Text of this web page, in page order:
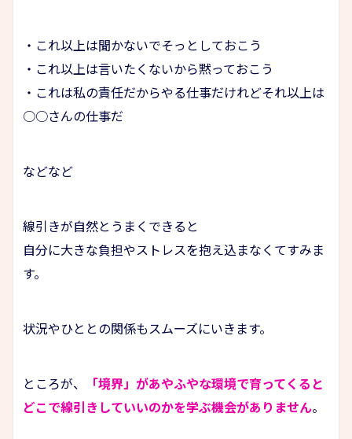
・これ以上は聞かないでそっとしておこう
・これ以上は言いたくないから黙っておこう
・これは私の責任だからやる仕事だけれどそれ以上は
○○さんの仕事だ
などなど
線引きが自然とうまくできると
自分に大きな負担やストレスを抱え込まなくてすみま
す。
状況やひととの関係もスムーズにいきます。
ところが、
「境界」があやふやな環境で育ってくると
どこで線引きしていいのかを学ぶ機会がありません。